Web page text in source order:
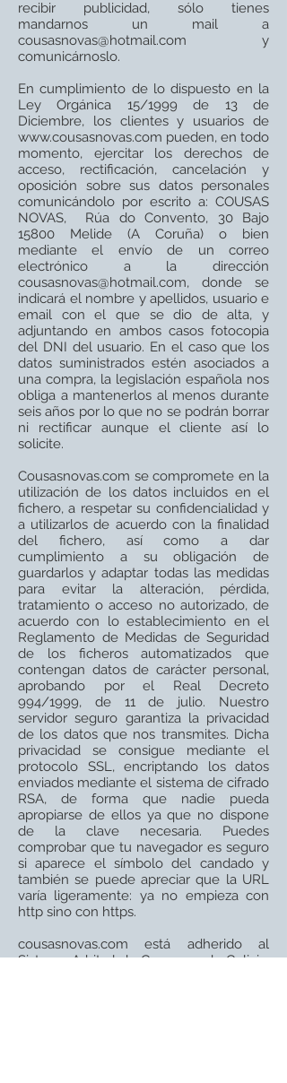
recibir publicidad, sólo tienes
mandarnos un mail a
cousasnovas@hotmail.com y
comunicárnoslo.
En cumplimiento de lo dispuesto en la
Ley Orgánica 15/1999 de 13 de
Diciembre, los clientes y usuarios de
www.cousasnovas.com pueden, en todo
momento, ejercitar los derechos de
acceso, rectificación, cancelación y
oposición sobre sus datos personales
comunicándolo por escrito a: COUSAS
NOVAS, Rúa do Convento, 30 Bajo
15800 Melide (A Coruña) o bien
mediante el envío de un correo
electrónico a la dirección
cousasnovas@hotmail.com, donde se
indicará el nombre y apellidos, usuario e
email con el que se dio de alta, y
adjuntando en ambos casos fotocopia
del DNI del usuario. En el caso que los
datos suministrados estén asociados a
una compra, la legislación española nos
obliga a mantenerlos al menos durante
seis años por lo que no se podrán borrar
ni rectificar aunque el cliente así lo
solicite.
Cousasnovas.com se compromete en la
utilización de los datos incluidos en el
fichero, a respetar su confidencialidad y
a utilizarlos de acuerdo con la finalidad
del fichero, así como a dar
cumplimiento a su obligación de
guardarlos y adaptar todas las medidas
para evitar la alteración, pérdida,
tratamiento o acceso no autorizado, de
acuerdo con lo establecimiento en el
Reglamento de Medidas de Seguridad
de los ficheros automatizados que
contengan datos de carácter personal,
aprobando por el Real Decreto
994/1999, de 11 de julio. Nuestro
servidor seguro garantiza la privacidad
de los datos que nos transmites. Dicha
privacidad se consigue mediante el
protocolo SSL, encriptando los datos
enviados mediante el sistema de cifrado
RSA, de forma que nadie pueda
apropiarse de ellos ya que no dispone
de la clave necesaria. Puedes
comprobar que tu navegador es seguro
si aparece el símbolo del candado y
también se puede apreciar que la URL
varía ligeramente: ya no empieza con
http sino con https.
cousasnovas.com está adherido al
Sistema Arbitral de Consumo de Galicia,